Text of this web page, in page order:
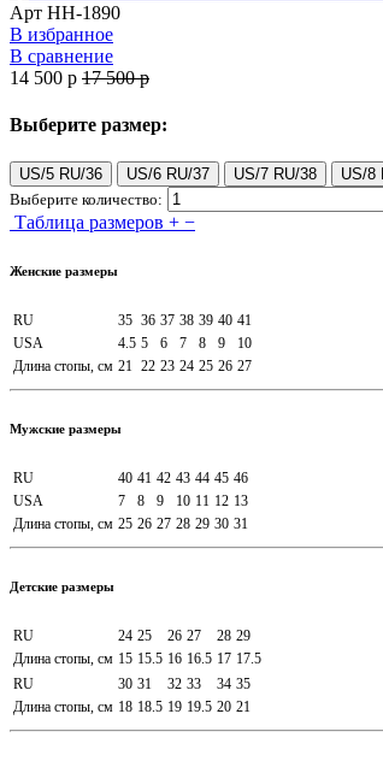
Арт HH-1890
В избранное
В сравнение
14 500 p 17 500 p
Выберите размер:
US/5 RU/36 US/6 RU/37 US/7 RU/38 US/8
Выберите количество:
Таблица размеров + −
Женские размеры
RU 35 36 37 38 39 40 41
USA
4.5 5 6 7 8 9
10
Длина стопы, см 21 22 23 24 25 26 27
Мужские размеры
RU 40 41 42 43 44 45 46
USA
7 8 9 10 11 12 13
Длина стопы, см 25 26 27 28 29 30 31
Детские размеры
RU 24 25 26 27 28 29
Длина стопы, см 15 15.5 16 16.5 17 17.5
RU
30 31 32 33 34 35
Длина стопы, см 18 18.5 19 19.5 20 21